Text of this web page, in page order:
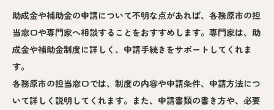
助成金や補助金の申請について不明な点があれば、各務原市の担
当窓口や専門家へ相談することをおすすめします。専門家は、助
成金や補助金制度に詳しく、申請手続きをサポートしてくれま
す。
各務原市の担当窓口では、制度の内容や申請条件、申請方法につ
いて詳しく説明してくれます。また、申請書類の書き方や、必要